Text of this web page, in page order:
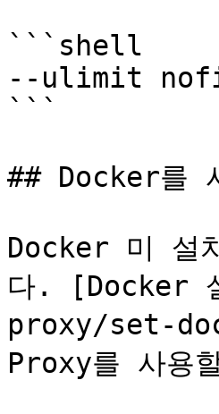
```shell
--ulimit
```
## Docker를
Docker 미 설
다. [Docker
proxy/set-
Proxy를 사용